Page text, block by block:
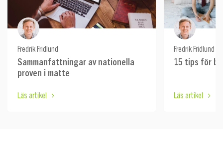
Fredrik Fridlund
Sammanfattningar av nationella
proven i matte
Läs artikel
Fredrik Fridlund
15 tips för
Läs artikel